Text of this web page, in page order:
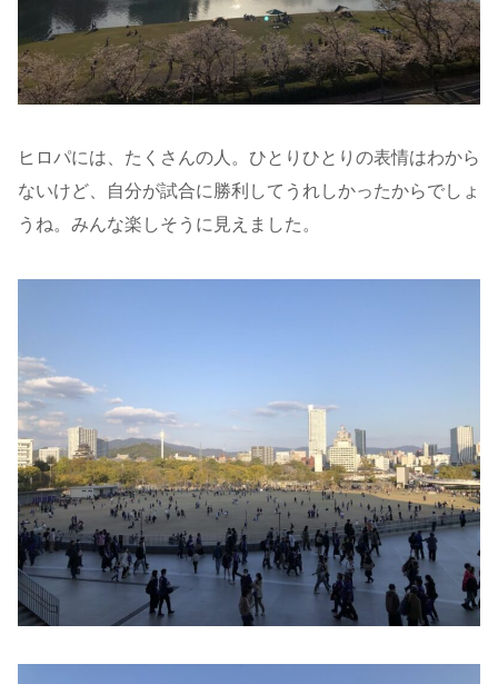
ヒロパには、たくさんの人。ひとりひとりの表情はわから
ないけど、自分が試合に勝利してうれしかったからでしょ
うね。みんな楽しそうに見えました。